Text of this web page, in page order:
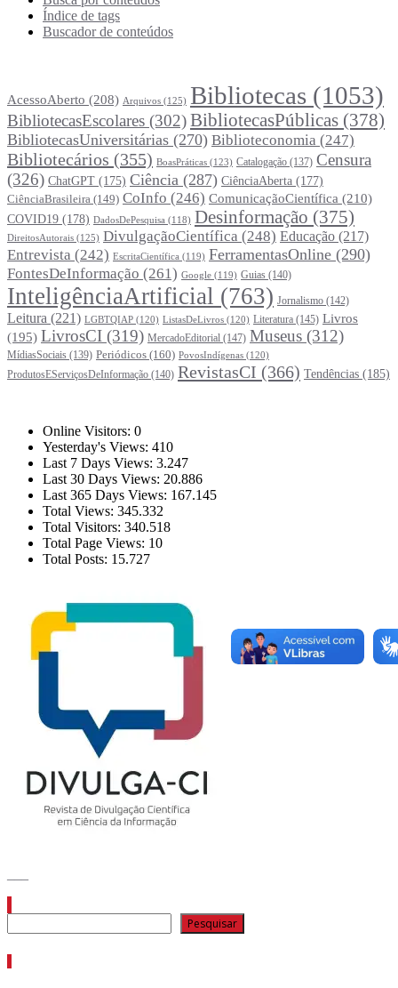
Índice de tags
Buscador de conteúdos
AcessoAberto (208) Arquivos (125) Bibliotecas (1053)
BibliotecasEscolares (302)BibliotecasPúblicas (378)
BibliotecasUniversitárias (270) Biblioteconomia (247)
Bibliotecários (355) BoasPráticas (123) Catalogação (137) Censura
(326) ChatGPT (175) Ciência (287) CiênciaAberta (177)
CiênciaBrasileira (149) CoInfo (246) ComunicaçãoCientífica (210)
COVID19 (178) DadosDePesquisa (118) Desinformação (375)
DireitosAutorais (125) DivulgaçãoCientífica (248) Educação (217)
Entrevista (242) EscritaCientífica (119) FerramentasOnline (290)
FontesDeInformação (261) Google (119) Guias (140)
InteligênciaArtificial (763) Jornalismo (142)
Leitura (221) LGBTQIAP (120) ListasDeLivros (120) Literatura (145) Livros
(195) LivrosCI (319) MercadoEditorial (147) Museus (312)
MídiasSociais (139) Periódicos (160) PovosIndígenas (120)
ProdutosEServiçosDeInformação (140) RevistasCI (366) Tendências (185)
Online Visitors: 0
Yesterday's Views: 410
Last 7 Days Views: 3.247
Last 30 Days Views: 20.886
Last 365 Days Views: 167.145
Total Views: 345.332
Total Visitors: 340.518
Total Page Views: 10
Total Posts: 15.727
Pesquisar